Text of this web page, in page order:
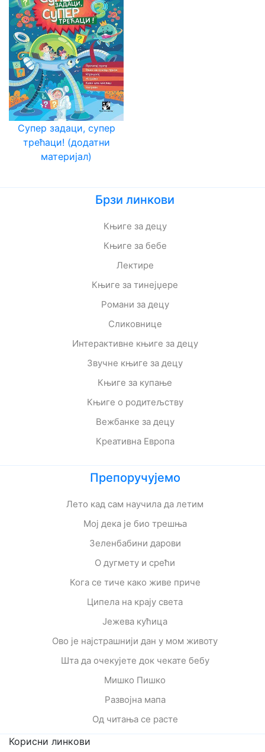
Супер задаци, супер
трећаци! (додатни
материјал)
Брзи линкови
Књиге за децу
Књиге за бебе
Лектире
Књиге за тинејџере
Романи за децу
Сликовнице
Интерактивне књиге за децу
Звучне књиге за децу
Књиге за купање
Књиге о родитељству
Вежбанке за децу
Креативна Европа
Препоручујемо
Лето кад сам научила да летим
Мој дека је био трешња
Зеленбабини дарови
О дугмету и срећи
Кога се тиче како живе приче
Ципела на крају света
Јежева кућица
Ово је најстрашнији дан у мом животу
Шта да очекујете док чекате бебу
Мишко Пишко
Развојна мапа
Од читања се расте
Корисни линкови